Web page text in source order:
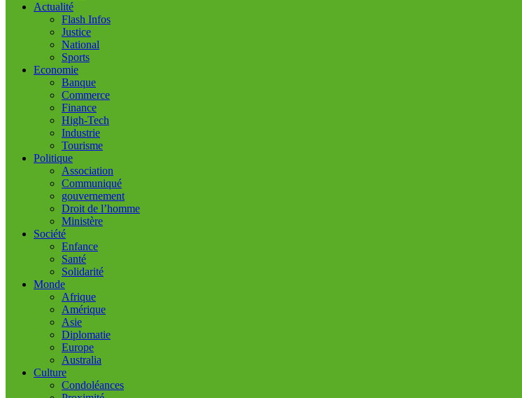
Actualité
Flash Infos
Justice
National
Sports
Economie
Banque
Commerce
Finance
High-Tech
Industrie
Tourisme
Politique
Association
Communiqué
gouvernement
Droit de l’homme
Ministère
Société
Enfance
Santé
Solidarité
Monde
Afrique
Amérique
Asie
Diplomatie
Europe
Australia
Culture
Condoléances